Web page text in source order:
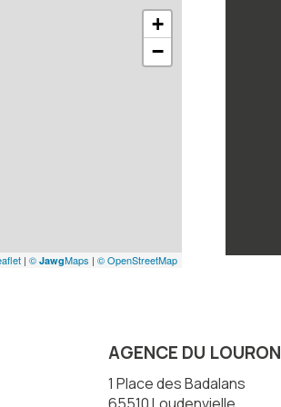
+
−
| © JawgMaps | © OpenStreetMap
AGENCE DU LOURON
1 Place des Badalans
65510Loudenvielle